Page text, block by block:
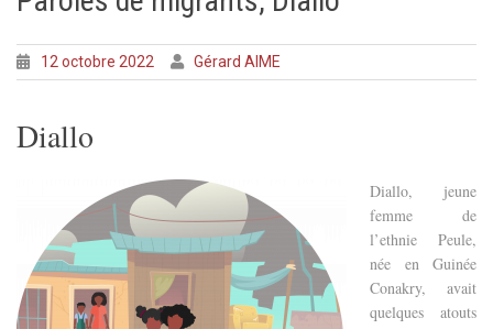
12 octobre 2022 Gérard AIME
Diallo
Diallo, jeune
femme de
l’ethnie Peule,
née en Guinée
Conakry, avait
quelques atouts